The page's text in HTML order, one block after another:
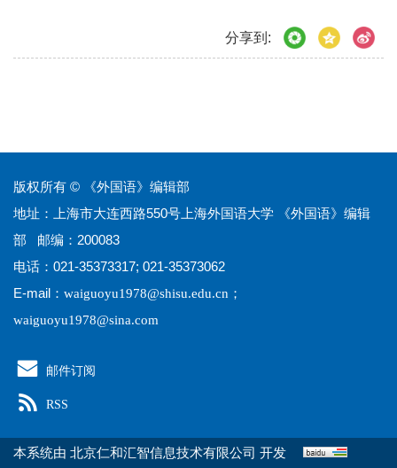
分享到:
版权所有 © 《外国语》编辑部
地址：上海市大连西路550号上海外国语大学 《外国语》编辑
部 邮编：200083
电话：021-35373317; 021-35373062
E-mail： waiguoyu1978@shisu.edu.cn ；
waiguoyu1978@sina.com
邮件订阅
RSS
本系统由 北京仁和汇智信息技术有限公司 开发